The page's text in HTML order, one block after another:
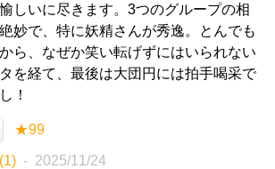
しいに尽きます。3つのグループの相
妙で、特に妖精さんが秀逸。とんでも
ら、なぜか笑い転げずにはいられない
を経て、最後は大団円には拍手喝采で
！
★99
2025/11/24